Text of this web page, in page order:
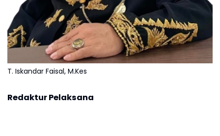
T. Iskandar Faisal, M.Kes
Redaktur Pelaksana